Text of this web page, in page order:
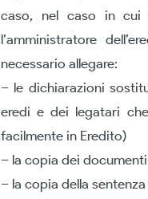
caso, nel caso in cui
l’amministratore
necessario allegare:
– le dichiarazioni
eredi e dei legatari
facilmente in Eredito)
– la copia dei
– la copia della